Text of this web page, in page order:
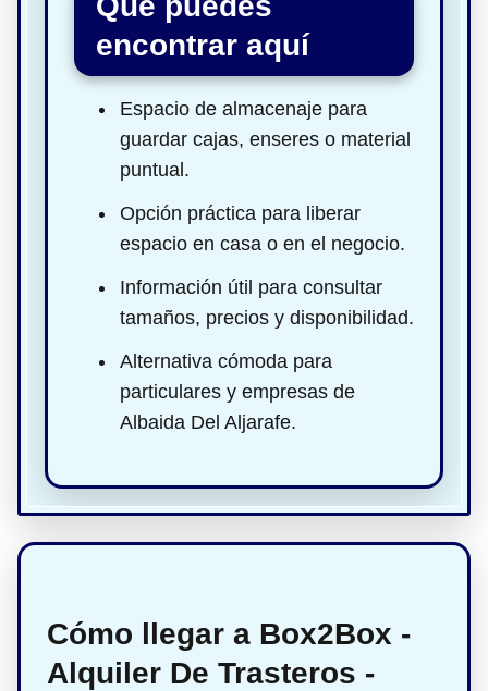
encontrar aquí
Espacio de almacenaje para
guardar cajas, enseres o material
puntual.
Opción práctica para liberar
espacio en casa o en el negocio.
Información útil para consultar
tamaños, precios y disponibilidad.
Alternativa cómoda para
particulares y empresas de
Albaida Del Aljarafe.
Cómo llegar a Box2Box -
Alquiler De Trasteros -